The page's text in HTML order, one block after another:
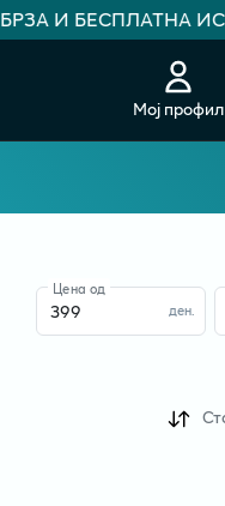
БРЗА И БЕСПЛАТНА
Мој профил
ден.
Цена од